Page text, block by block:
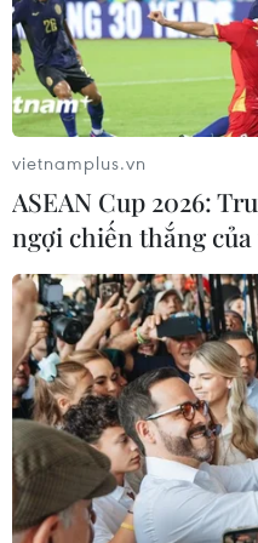
#VPBank #MobiFone
#hệ sinh thái số
#dịch vụ
#thanh toán số
#ngân
Theo dõi VietnamPlus
TIN LIÊN QUAN
vietnamplus.vn
ASEAN Cup 2026:
ngợi chiến thắng